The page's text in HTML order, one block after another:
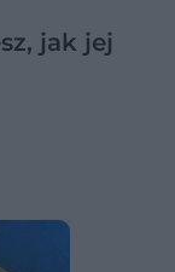
jak jej